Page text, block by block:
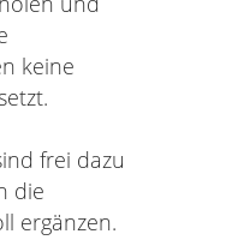
keine
frei dazu
die
ergänzen.